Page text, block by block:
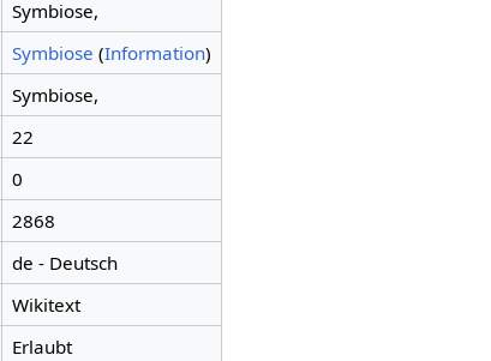
Symbiose,
Symbiose (Information)
Symbiose,
22
0
2868
de - Deutsch
Wikitext
Erlaubt